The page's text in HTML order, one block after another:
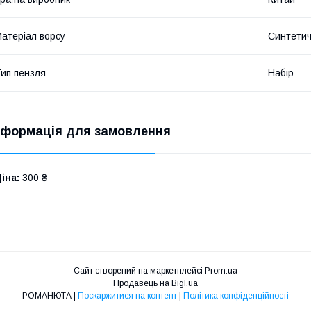
ворсу
пензля Набір
для замовлення
300 ₴
Сайт створений на маркетплейсі Prom.ua
Продавець на Bigl.ua
РОМАНЮТА | Поскаржитися на контент | Політика конфіденційності